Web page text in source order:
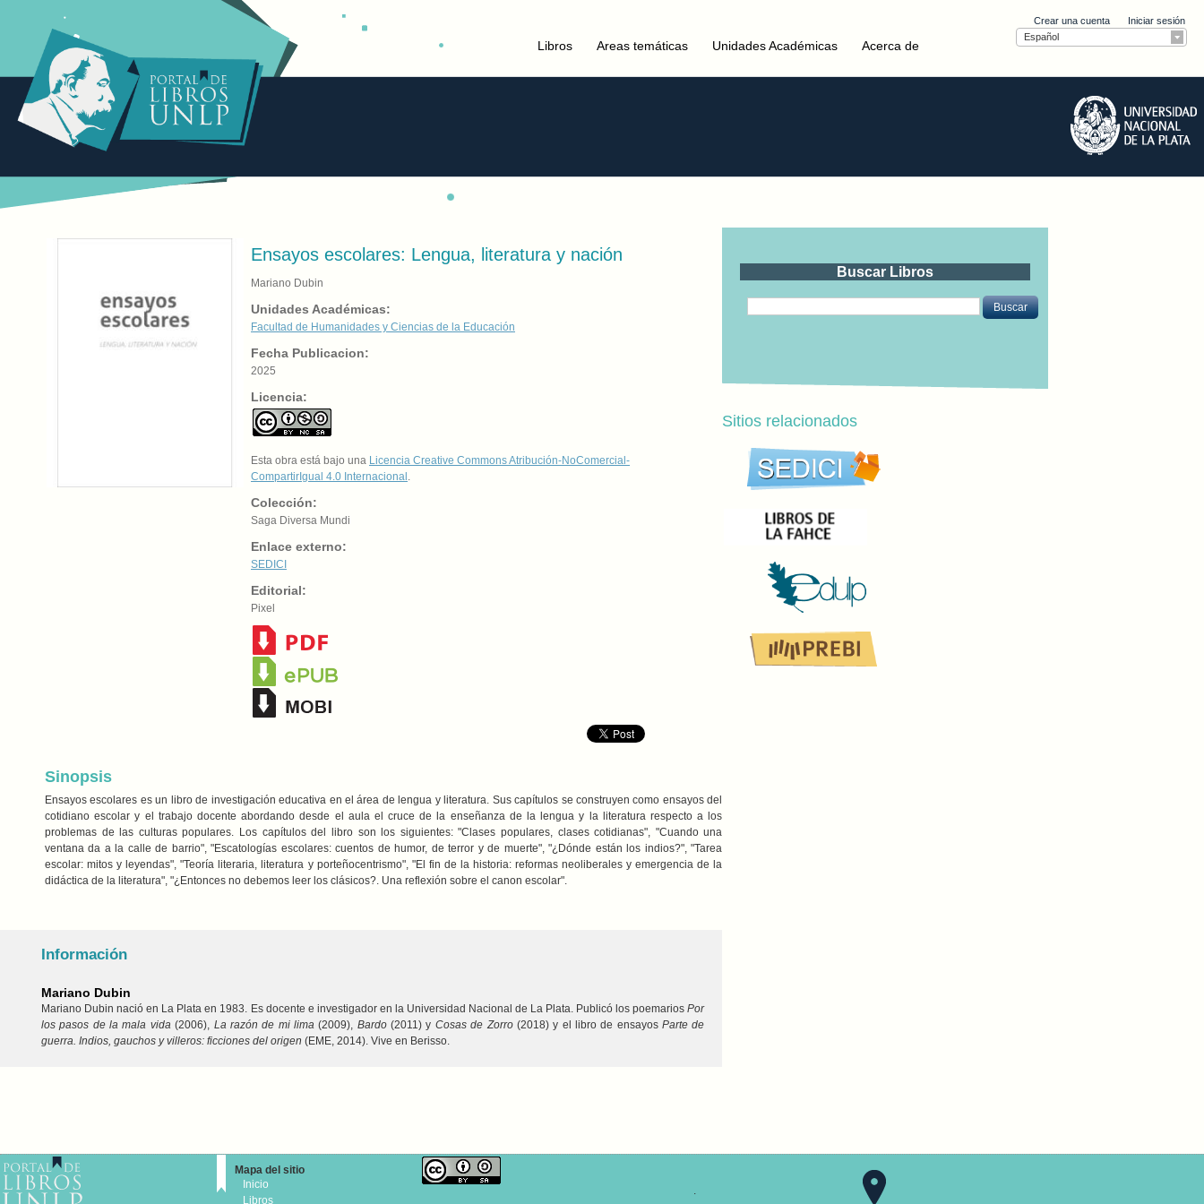
Crear una cuenta
Iniciar sesión
Español
Libros Areas temáticas Unidades Académicas Acerca de
Ensayos escolares: Lengua, literatura y nación
Mariano Dubin
Unidades Académicas:
Facultad de Humanidades y Ciencias de la Educación
Fecha Publicacion:
2025
Licencia:
Esta obra está bajo una Licencia Creative Commons Atribución-NoComercial-
CompartirIgual 4.0 Internacional .
Colección:
Saga Diversa Mundi
Enlace externo:
SEDICI
Editorial:
Pixel
Sinopsis
Ensayos escolares es un libro de investigación educativa en el área de lengua y literatura. Sus capítulos se construyen como ensayos del
cotidiano escolar y el trabajo docente abordando desde el aula el cruce de la enseñanza de la lengua y la literatura respecto a los
problemas de las culturas populares. Los capítulos del libro son los siguientes: "Clases populares, clases cotidianas", "Cuando una
ventana da a la calle de barrio", "Escatologías escolares: cuentos de humor, de terror y de muerte", "¿Dónde están los indios?", "Tarea
escolar: mitos y leyendas", "Teoría literaria, literatura y porteñocentrismo", "El fin de la historia: reformas neoliberales y emergencia de la
didáctica de la literatura", "¿Entonces no debemos leer los clásicos?. Una reflexión sobre el canon escolar".
Información
Mariano Dubin
Mariano Dubin nació en La Plata en 1983. Es docente e investigador en la Universidad Nacional de La Plata. Publicó los poemariosPor
los pasos de la mala vida(2006), La razón de mi lima (2009), Bardo(2011) y Cosas de Zorro(2018) y el libro de ensayosParte de
guerra. Indios, gauchos y villeros: ficciones del origen (EME, 2014). Vive en Berisso.
Buscar Libros
Buscar
Sitios relacionados
Mapa del sitio
Inicio
Libros
.